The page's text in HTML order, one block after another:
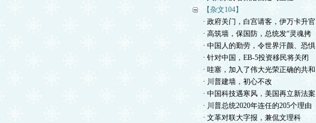
【杂文104】
· 政府关门，白宫请客，伊万卡升官
· 高筑墙，保国防，总统发“灵魂拷
· 中国人的勤劳，令世界汗颜、恐惧
· 针对中国，EB-5投资移民将关闭
· 哇塞，加入了伟大光荣正确的共和
· 川普建墙，初心不改
· 中国科技遇寒风，美国再立新法案
· 川普总统2020年连任的205个理由
· 文革对联大字报，兼侃文理科